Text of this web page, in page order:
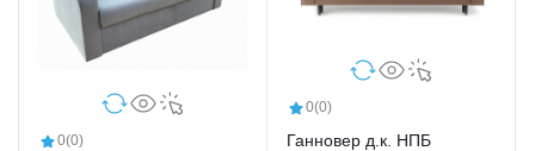
0(0)
0(0)
Ганновер д.к. НПБ